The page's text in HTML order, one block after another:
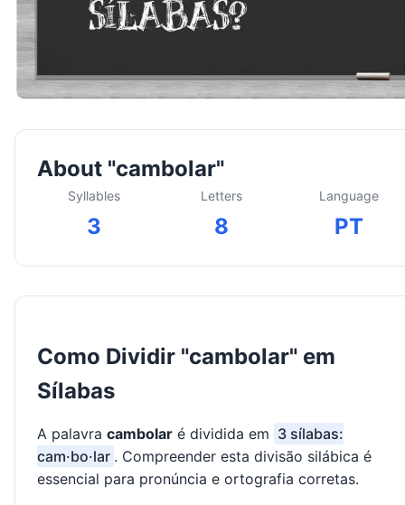
About "cambolar"
Syllables
3
Letters
8
Language
PT
Como Dividir "cambolar" em
Sílabas
A palavra cambolar é dividida em 3 sílabas:
cam·bo·lar . Compreender esta divisão silábica é
essencial para pronúncia e ortografia corretas.